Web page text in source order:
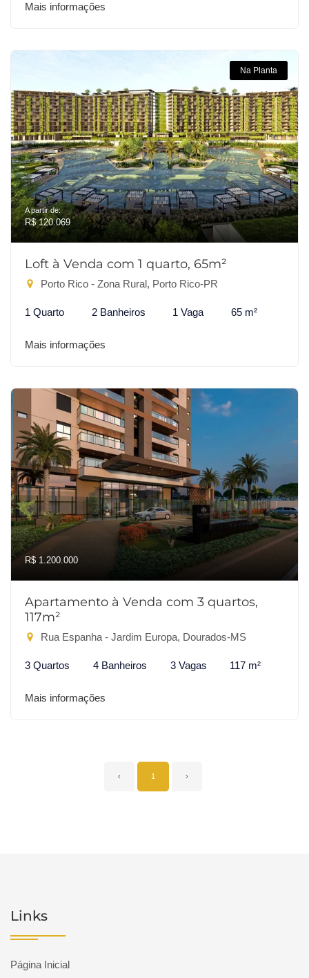
Mais informações
Na Planta
A partir de:
R$ 120.069
Loft à Venda com 1 quarto, 65m²
Porto Rico - Zona Rural, Porto Rico-PR
1 Quarto 2 Banheiros 1 Vaga 65 m²
Mais informações
R$ 1.200.000
Apartamento à Venda com 3 quartos,
117m²
Rua Espanha - Jardim Europa, Dourados-MS
3 Quartos 4 Banheiros 3 Vagas 117 m²
Mais informações
‹ 1 ›
Links
Página Inicial